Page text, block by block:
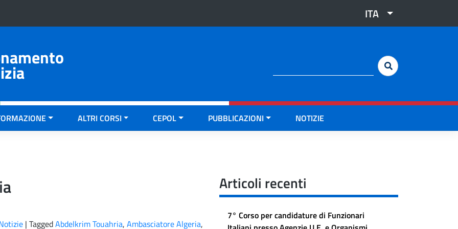
ITA
ALTRI CORSI CEPOL PUBBLICAZIONI NOTIZIE
| TaggedAbdelkrim Touahria, Ambasciatore Algeria,
Articoli recenti
7° Corso per candidature di Funzionari